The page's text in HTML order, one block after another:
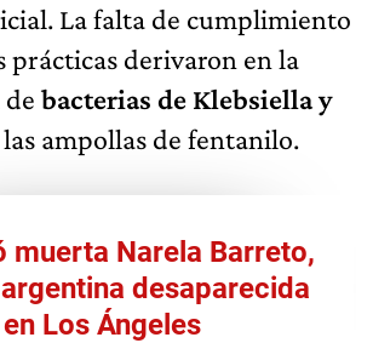
La falta de cumplimiento
prácticas derivaron en la
bacterias de Klebsiella y
ampollas de fentanilo.
muerta Narela Barreto,
desaparecida
en Los Ángeles